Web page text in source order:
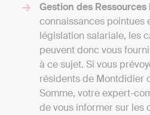
Gestion des
connaissances pointues
législation salariale, les
peuvent donc vous
à ce sujet. Si vous
résidents de Montdidier
Somme, votre expert-
de vous informer sur les